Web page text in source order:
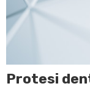
Protesi